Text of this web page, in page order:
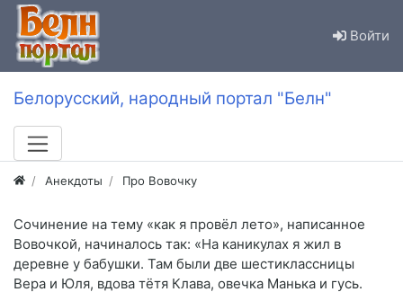
Войти
Белорусский, народный портал "Белн"
Анекдоты Про Вовочку
Сочинение на тему «как я провёл лето», написанное
Вовочкой, начиналось так: «На каникулах я жил в
деревне у бабушки. Там были две шестиклассницы
Вера и Юля, вдова тётя Клава, овечка Манька и гусь.